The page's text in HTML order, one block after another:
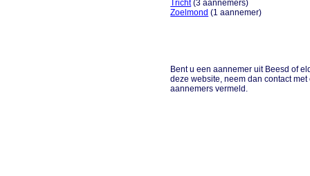
Tricht(3 aannemers)
Zoelmond (1 aannemer)
Bent u een aannemer uit Beesd of
deze website, neem dan contact
aannemers vermeld.